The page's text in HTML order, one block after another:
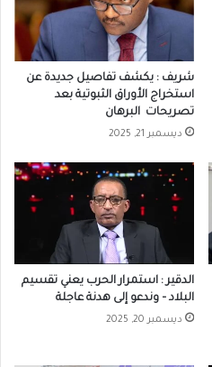
شريف : يكشف تفاصيل جديدة عن
استخراج الأوراق الثبوتية بعد
تصريحات البرهان
ديسمبر 21, 2025
الدقير : استمرار الحرب يعني تقسيم
البلاد – وندعو إلى هدنة عاجلة
ديسمبر 20, 2025